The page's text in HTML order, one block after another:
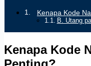
Kenapa Kode
B. Utang
Kenapa Kode